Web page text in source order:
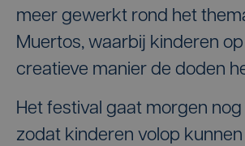
meer gewerkt rond het
Muertos, waarbij kinderen
creatieve manier de doden
Het festival gaat morgen
zodat kinderen volop